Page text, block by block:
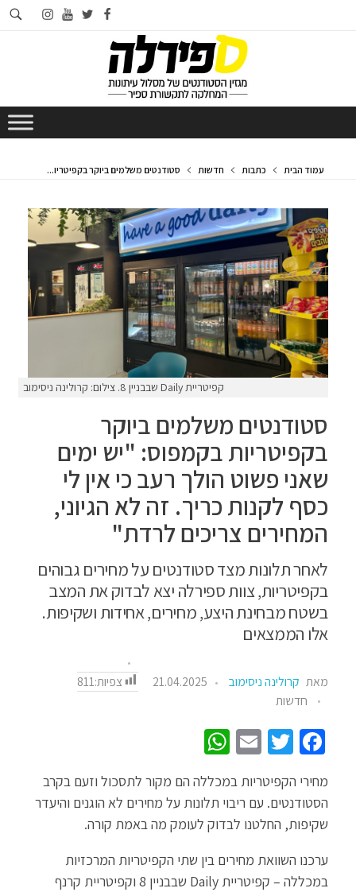
facebook
twitter
youtube
instagram
עמוד הבית כתבות חדשות סטודנטים משלמים ביוקר בקפיטריו...
קפיטריית Daily שבבניין 8. צילום: קרולינה ניסימוב
סטודנטים משלמים ביוקר
בקפיטריות בקמפוס: "יש ימים
שאני פשוט הולך רעב כי אין לי
כסף לקנות כריך. זה לא הגיוני,
המחירים צריכים לרדת"
לאחר תלונות מצד סטודנטים על מחירים גבוהים
בקפיטריות, צוות ספירלה יצא לבדוק את המצב
בשטח מבחינת היצע, מחירים, אחידות ושקיפות.
אלו הממצאים
מאת קרולינה ניסימוב 21.04.2025 צפיות:811
חדשות
Fa
b
o
k
T
tt
er
E
ail
h
at
sA
p
מחירי הקפיטריות במכללה הם מקור לתסכול וזעם בקרב
הסטודנטים. עם ריבוי תלונות על מחירים לא הוגנים והיעדר
שקיפות, החלטנו לבדוק לעומק מה באמת קורה.
ערכנו השוואת מחירים בין שתי הקפיטריות המרכזיות
במכללה – קפיטריית Daily שבבניין 8 וקפיטריית קרנף